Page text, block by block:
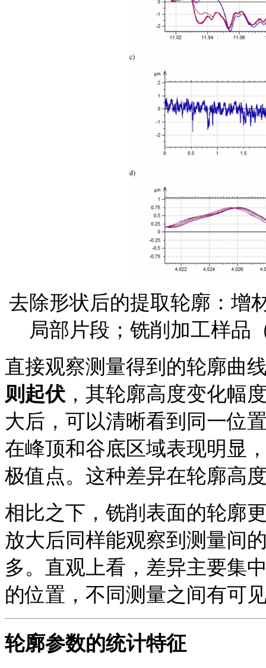
去除形状后的提取轮廓：增
局部片段；铣削加工样品
直接观察测量得到的轮廓曲
则起伏 ，其轮廓高度变化幅
大后，可以清晰看到同一位
在峰顶和谷底区域表现明显
极值点。这种差异在轮廓高
相比之下，铣削表面的轮廓
放大后同样能观察到测量间
多。直观上看，差异主要集
的位置，不同测量之间有可
轮廓参数的统计特征